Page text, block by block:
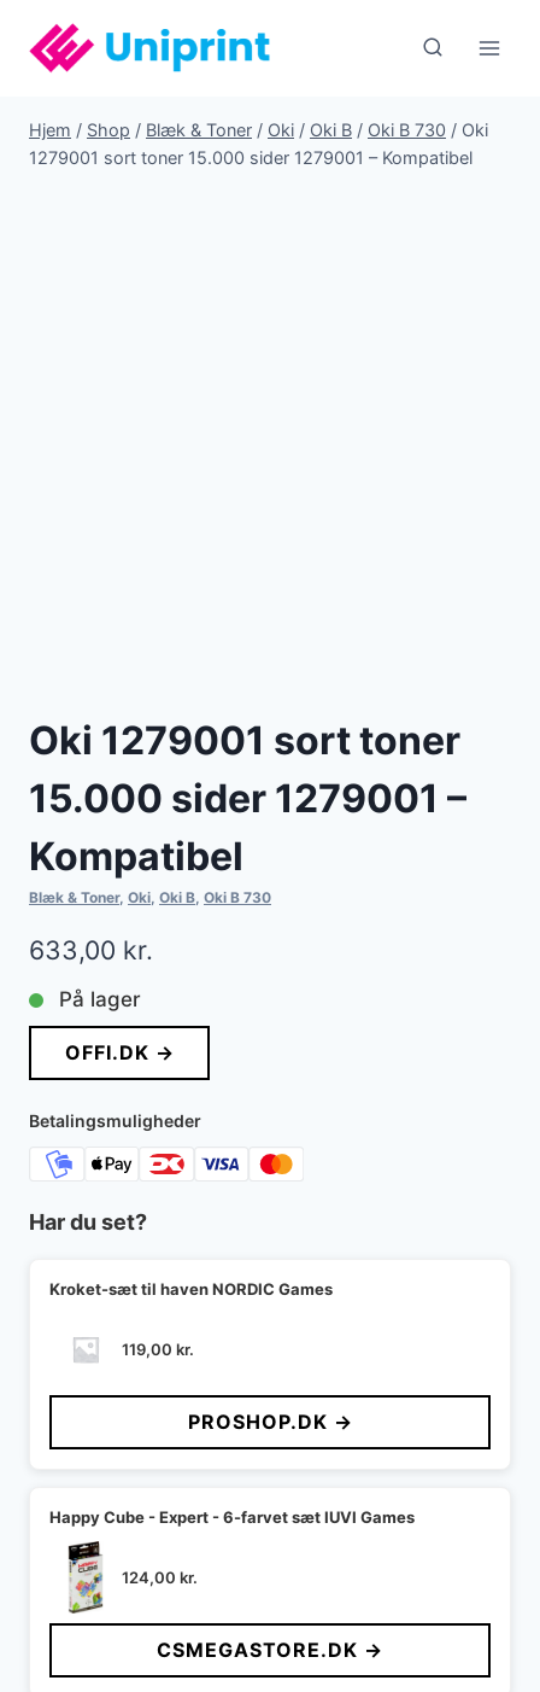
indhold
Hjem / Shop / Blæk & Toner / Oki / Oki B / Oki B 730 / Oki
1279001 sort toner 15.000 sider 1279001 – Kompatibel
Oki 1279001 sort toner
15.000 sider 1279001 –
Kompatibel
Blæk & Toner, Oki, Oki B, Oki B 730
633,00 kr.
På lager
OFFI.DK →
Betalingsmuligheder
Har du set?
Kroket-sæt til haven NORDIC Games
119,00 kr.
PROSHOP.DK →
Happy Cube - Expert - 6-farvet sæt IUVI Games
124,00 kr.
CSMEGASTORE.DK →